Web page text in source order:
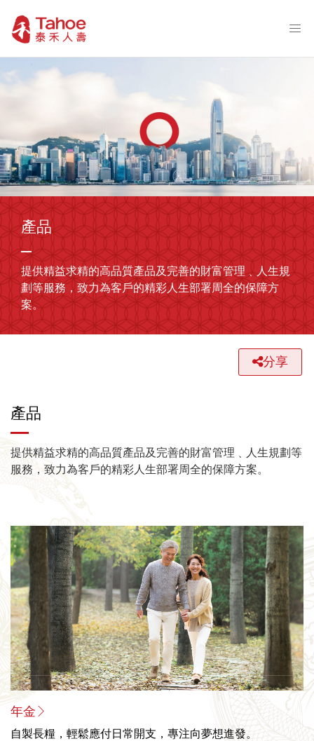
產品
提供精益求精的高品質產品及完善的財富管理﹑人生規
劃等服務，致力為客戶的精彩人生部署周全的保障方
案。
分享
產品
提供精益求精的高品質產品及完善的財富管理﹑人生規劃等
服務，致力為客戶的精彩人生部署周全的保障方案。
年金
自製長糧，輕鬆應付日常開支，專注向夢想進發。